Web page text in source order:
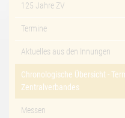
125 Jahre ZV
Termine
Aktuelles aus den Innungen
Chronologische Übersicht -
Zentralverbandes
Messen